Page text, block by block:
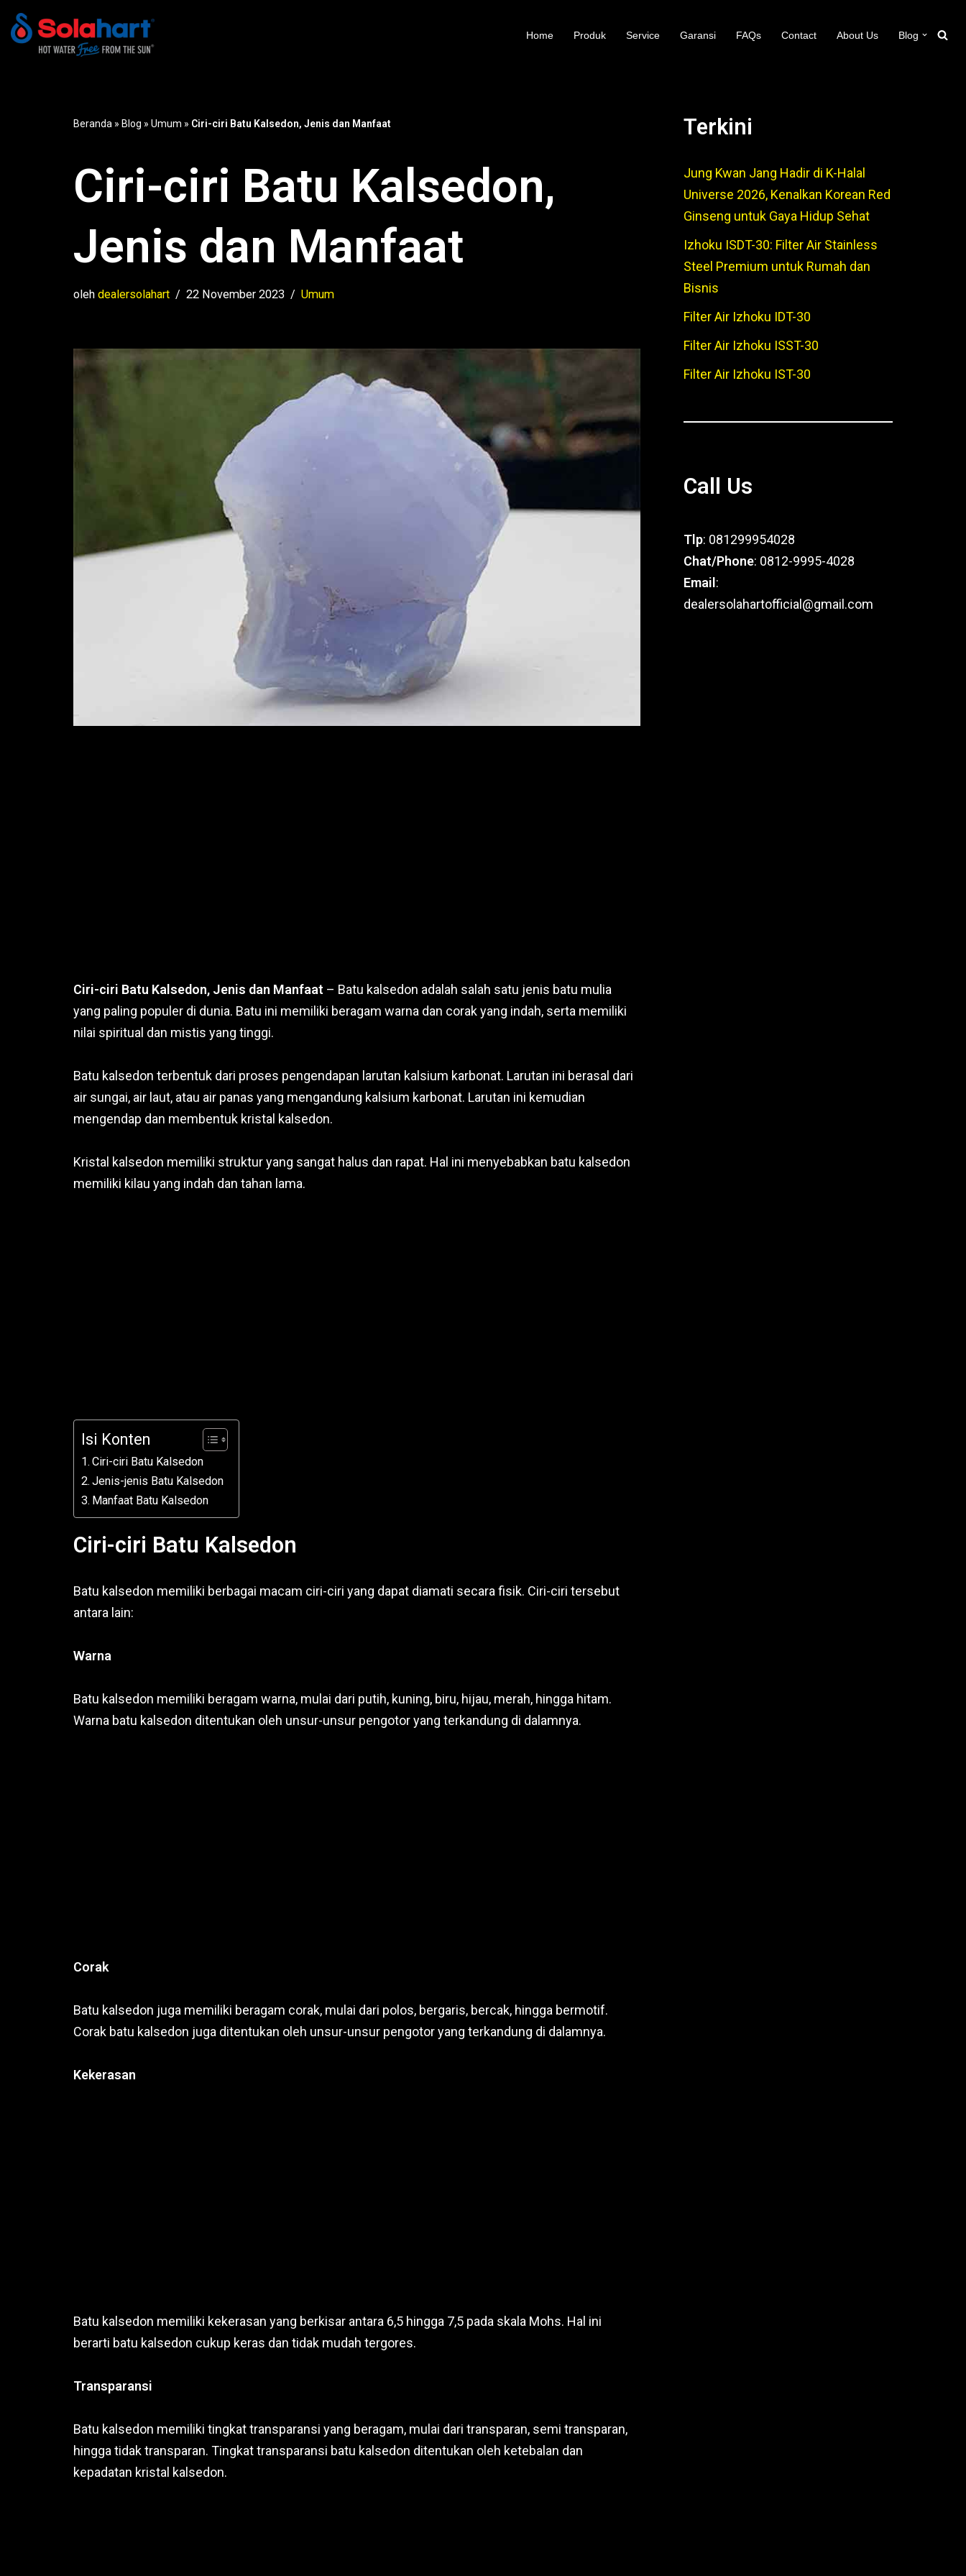
Lompat
Home Produk Service Garansi FAQs Contact About Us Blog
Beranda » Blog » Umum » Ciri-ciri Batu Kalsedon, Jenis dan Manfaat
Ciri-ciri Batu Kalsedon,
Jenis dan Manfaat
oleh dealersolahart 22 November 2023 Umum
Ciri-ciri Batu Kalsedon, Jenis dan Manfaat – Batu kalsedon adalah salah satu jenis batu mulia
yang paling populer di dunia. Batu ini memiliki beragam warna dan corak yang indah, serta memiliki
nilai spiritual dan mistis yang tinggi.
Batu kalsedon terbentuk dari proses pengendapan larutan kalsium karbonat. Larutan ini berasal dari
air sungai, air laut, atau air panas yang mengandung kalsium karbonat. Larutan ini kemudian
mengendap dan membentuk kristal kalsedon.
Kristal kalsedon memiliki struktur yang sangat halus dan rapat. Hal ini menyebabkan batu kalsedon
memiliki kilau yang indah dan tahan lama.
Isi Konten
Ciri-ciri Batu Kalsedon
Jenis-jenis Batu Kalsedon
Manfaat Batu Kalsedon
Ciri-ciri Batu Kalsedon
Batu kalsedon memiliki berbagai macam ciri-ciri yang dapat diamati secara fisik. Ciri-ciri tersebut
antara lain:
Warna
Batu kalsedon memiliki beragam warna, mulai dari putih, kuning, biru, hijau, merah, hingga hitam.
Warna batu kalsedon ditentukan oleh unsur-unsur pengotor yang terkandung di dalamnya.
Corak
Batu kalsedon juga memiliki beragam corak, mulai dari polos, bergaris, bercak, hingga bermotif.
Corak batu kalsedon juga ditentukan oleh unsur-unsur pengotor yang terkandung di dalamnya.
Kekerasan
Batu kalsedon memiliki kekerasan yang berkisar antara 6,5 hingga 7,5 pada skala Mohs. Hal ini
berarti batu kalsedon cukup keras dan tidak mudah tergores.
Transparansi
Batu kalsedon memiliki tingkat transparansi yang beragam, mulai dari transparan, semi transparan,
hingga tidak transparan. Tingkat transparansi batu kalsedon ditentukan oleh ketebalan dan
kepadatan kristal kalsedon.
Terkini
Jung Kwan Jang Hadir di K-Halal
Universe 2026, Kenalkan Korean Red
Ginseng untuk Gaya Hidup Sehat
Izhoku ISDT-30: Filter Air Stainless
Steel Premium untuk Rumah dan
Bisnis
Filter Air Izhoku IDT-30
Filter Air Izhoku ISST-30
Filter Air Izhoku IST-30
Call Us
Tlp: 081299954028
Chat/Phone: 0812-9995-4028
Email :
dealersolahartofficial@gmail.com